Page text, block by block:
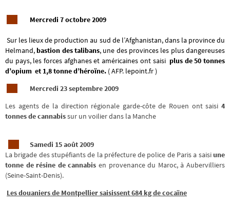
Mercredi 7 octobre 2009
Sur les lieux de production au sud de l’Afghanistan, dans la province du
Helmand,bastion des talibans, une des provinces les plus dangereuses
du pays, les forces afghanes et américaines ont saisi plus de 50 tonnes
d’opium et 1,8 tonne d’héroïne. ( AFP. lepoint.fr )
Mercredi 23 septembre 2009
Les agents de la direction régionale garde-côte de Rouen ont saisi 4
tonnes de cannabissur un voilier dans la Manche
Samedi 15 août 2009
La brigade des stupéfiants de la préfecture de police de Paris a saisiune
tonne de résine de cannabis en provenance du Maroc, à Aubervilliers
(Seine-Saint-Denis).
Les douaniers de Montpellier saisissent 684 kg de cocaïne